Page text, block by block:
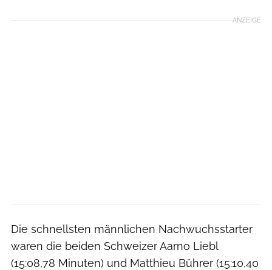
ANZEIGE
Die schnellsten männlichen Nachwuchsstarter
waren die beiden Schweizer Aarno Liebl
(15:08,78 Minuten) und Matthieu Bührer (15:10,40